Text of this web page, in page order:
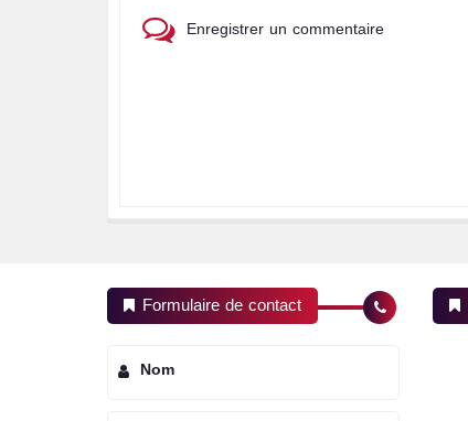
Enregistrer un commentaire
Formulaire de contact
Nom